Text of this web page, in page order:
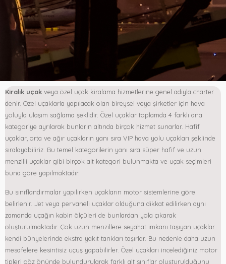
Kiralık uçak veya özel uçak kiralama hizmetlerine genel adıyla charter
denir. Özel uçaklarla yapılacak olan bireysel veya şirketler için hava
yoluyla ulaşım sağlama şeklidir. Özel uçaklar toplamda 4 farklı ana
kategoriye ayrılarak bunların altında birçok hizmet sunarlar. Hafif
uçaklar, orta ve ağır uçakların yanı sıra VIP hava yolu uçakları şeklinde
sıralayabiliriz. Bu temel kategorilerin yanı sıra süper hafif ve uzun
menzilli uçaklar gibi birçok alt kategori bulunmakta ve uçak seçimleri
buna göre yapılmaktadır.
Bu sınıflandırmalar yapılırken uçakların motor sistemlerine göre
belirlenir. Jet veya pervaneli uçaklar olduğuna dikkat edilirken aynı
zamanda uçağın kabin ölçüleri de bunlardan yola çıkarak
oluşturulmaktadır. Çok uzun menzillere seyahat imkanı taşıyan uçaklar
kendi bünyelerinde ekstra yakıt tankları taşırlar. Bu nedenle daha uzun
mesafelere kesintisiz uçuş yapabilirler. Özel uçakları incelediğiniz motor
tipleri göz önünde bulundurularak farklı alt sınıflar oluşturulduğunu